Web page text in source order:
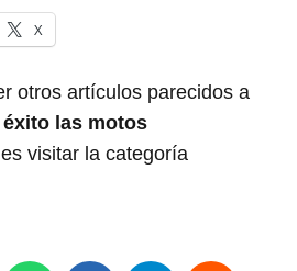
X
otros artículos parecidos a
las motos
visitar la categoría